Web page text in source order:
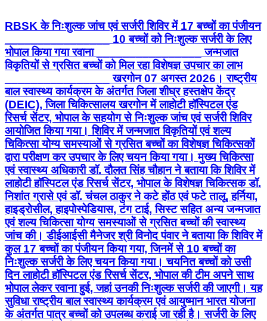
RBSK के निःशुल्क जांच एवं सर्जरी शिविर में 17 बच्चों का पंजीयन
________________ 10 बच्चों को निःशुल्क सर्जरी के लिए
भोपाल किया गया रवाना ________________ जन्मजात
विकृतियों से ग्रसित बच्चों को मिल रहा विशेषज्ञ उपचार का लाभ
________________ खरगोन 07 अगस्त 2026। राष्ट्रीय
बाल स्वास्थ्य कार्यक्रम के अंतर्गत जिला शीघ्र हस्तक्षेप केंद्र
(DEIC), जिला चिकित्सालय खरगोन में लाहोटी हॉस्पिटल एंड
रिसर्च सेंटर, भोपाल के सहयोग से निःशुल्क जांच एवं सर्जरी शिविर
आयोजित किया गया। शिविर में जन्मजात विकृतियों एवं शल्य
चिकित्सा योग्य समस्याओं से ग्रसित बच्चों का विशेषज्ञ चिकित्सकों
द्वारा परीक्षण कर उपचार के लिए चयन किया गया। मुख्य चिकित्सा
एवं स्वास्थ्य अधिकारी डॉ. दौलत सिंह चौहान ने बताया कि शिविर में
लाहोटी हॉस्पिटल एंड रिसर्च सेंटर, भोपाल के विशेषज्ञ चिकित्सक डॉ.
निशांत ग्रासे एवं डॉ. चंचल ठाकुर ने कटे होंठ एवं फटे तालू, हर्निया,
हाइड्रोसील, हाइपोस्पेडियास, टंग टाई, सिस्ट सहित अन्य जन्मजात
एवं शल्य चिकित्सा योग्य समस्याओं से ग्रसित बच्चों की स्वास्थ्य
जांच की। डीईआईसी मैनेजर श्री विनोद पंवार ने बताया कि शिविर में
कुल 17 बच्चों का पंजीयन किया गया, जिनमें से 10 बच्चों का
निःशुल्क सर्जरी के लिए चयन किया गया। चयनित बच्चों को उसी
दिन लाहोटी हॉस्पिटल एंड रिसर्च सेंटर, भोपाल की टीम अपने साथ
भोपाल लेकर रवाना हुई, जहां उनकी निःशुल्क सर्जरी की जाएगी। यह
सुविधा राष्ट्रीय बाल स्वास्थ्य कार्यक्रम एवं आयुष्मान भारत योजना
के अंतर्गत पात्र बच्चों को उपलब्ध कराई जा रही है। सर्जरी के लिए